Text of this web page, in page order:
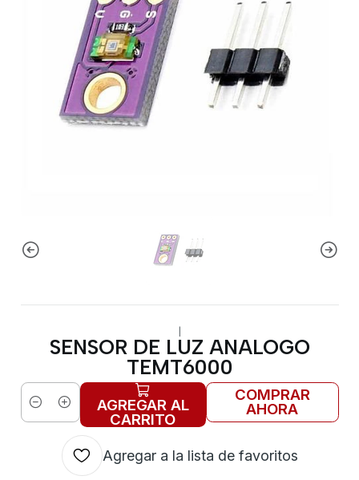
|
SENSOR DE LUZ ANALOGO
TEMT6000
Cantidad AGREGAR AL
CARRITO
COMPRAR
AHORA
Agregar a la lista de favoritos